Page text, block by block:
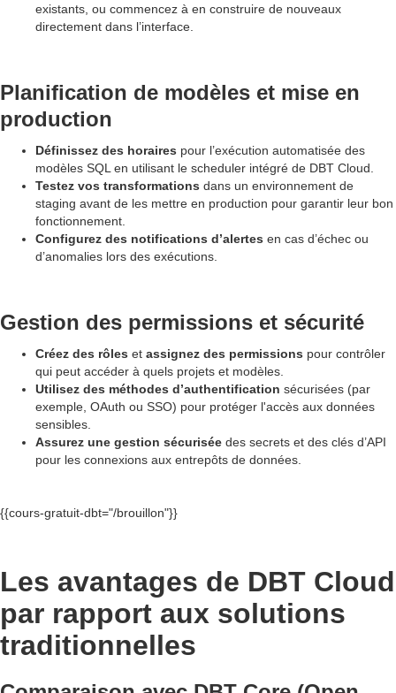
existants, ou commencez à en construire de nouveaux
directement dans l’interface.
Planification de modèles et mise en
production
Définissez des horaires pour l’exécution automatisée des
modèles SQL en utilisant le scheduler intégré de DBT Cloud.
Testez vos transformations dans un environnement de
staging avant de les mettre en production pour garantir leur bon
fonctionnement.
Configurez des notifications d’alertes en cas d’échec ou
d’anomalies lors des exécutions.
Gestion des permissions et sécurité
Créez des rôles et assignez des permissions pour contrôler
qui peut accéder à quels projets et modèles.
Utilisez des méthodes d’authentification sécurisées (par
exemple, OAuth ou SSO) pour protéger l'accès aux données
sensibles.
Assurez une gestion sécurisée des secrets et des clés d’API
pour les connexions aux entrepôts de données.
{{cours-gratuit-dbt="/brouillon"}}
Les avantages de DBT Cloud
par rapport aux solutions
traditionnelles